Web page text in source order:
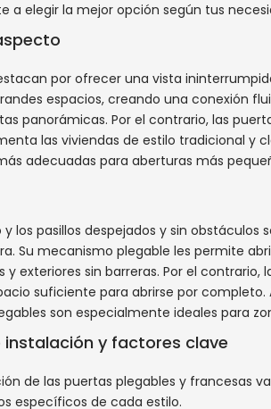
a elegir la mejor opción según tus
por ofrecer una vista
espacios, creando una conexión
panorámicas. Por el contrario, las
las viviendas de estilo tradicional y
adecuadas para aberturas más
los pasillos despejados y sin obstáculos
Su mecanismo plegable les permite
y exteriores sin barreras. Por el
suficiente para abrirse por
son especialmente ideales para
instalación y factores clave
de las puertas plegables y francesas
específicos de cada estilo.